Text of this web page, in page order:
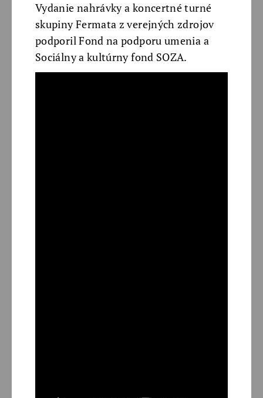
Vydanie nahrávky a koncertné turné
skupiny Fermata z verejných zdrojov
podporil Fond na podporu umenia a
Sociálny a kultúrny fond SOZA.